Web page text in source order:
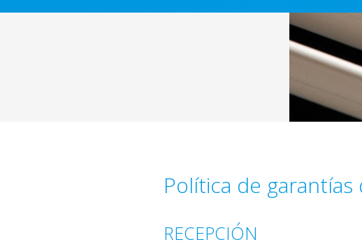
Política de
RECEPCIÓN